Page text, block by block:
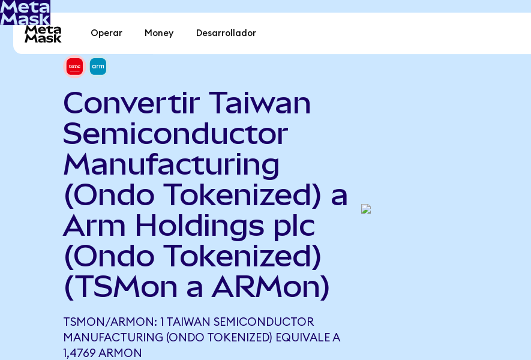
Operar Money Desarrollador
Convertir Taiwan
Semiconductor
Manufacturing
(Ondo Tokenized) a
Arm Holdings plc
(Ondo Tokenized)
(TSMon a ARMon)
TSMON/ARMON: 1 TAIWAN SEMICONDUCTOR
MANUFACTURING (ONDO TOKENIZED) EQUIVALE A
1,4769 ARMON